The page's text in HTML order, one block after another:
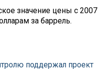
значение цены с 2007
за баррель.
поддержал проект